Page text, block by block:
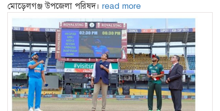
মোড়েলগঞ্জ উপজেলা পরিষদ। read more